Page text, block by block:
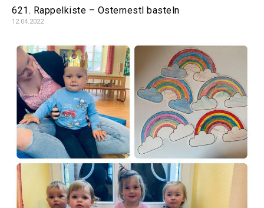
621. Rappelkiste – Osternestl basteln
12.04.2022